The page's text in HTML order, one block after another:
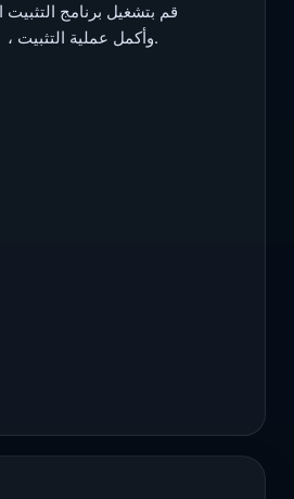
قم بتشغيل برنامج
، وأكمل عملية التثبيت.